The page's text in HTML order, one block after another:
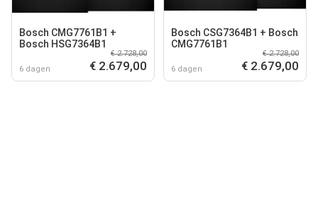
Bosch CMG7761B1 +
Bosch HSG7364B1
6 dagen
€ 2.728,00
€ 2.679,00
Bosch CSG7364B1 + Bosch
CMG7761B1
6 dagen
€ 2.728,00
€ 2.679,00